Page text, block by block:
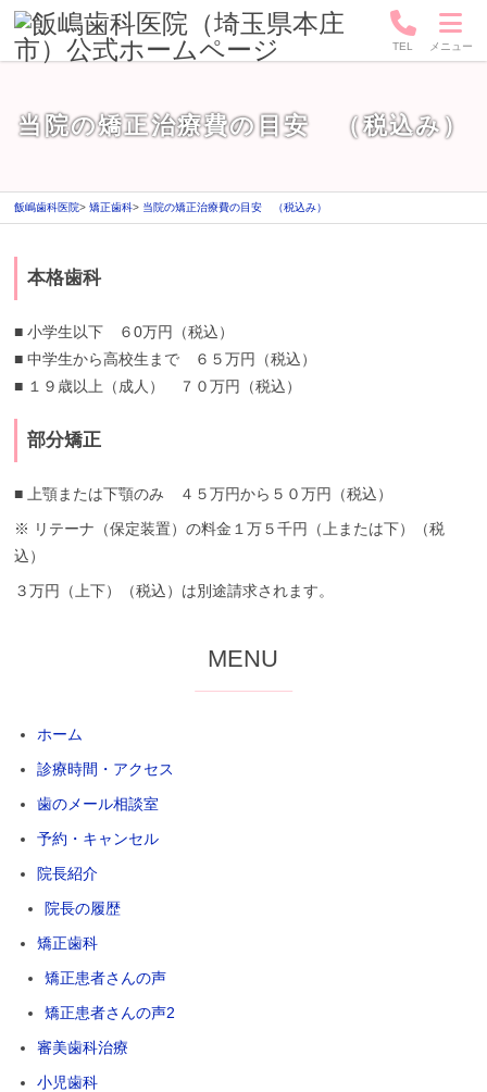
TEL メニュー
当院の矯正治療費の目安 （税込み）
飯嶋歯科医院 矯正歯科 当院の矯正治療費の目安 （税込み）
0
年
5
1
日
0
2
年
月
嶋
科
医
本格歯科
■ 小学生以下 ６0万円（税込）
■ 中学生から高校生まで ６５万円（税込）
■ １９歳以上（成人） ７０万円（税込）
部分矯正
■ 上顎または下顎のみ ４５万円から５０万円（税込）
※ リテーナ（保定装置）の料金１万５千円（上または下）（税
込）
３万円（上下）（税込）は別途請求されます。
MENU
ホーム
診療時間・アクセス
歯のメール相談室
予約・キャンセル
院長紹介
院長の履歴
矯正歯科
矯正患者さんの声
矯正患者さんの声2
審美歯科治療
小児歯科